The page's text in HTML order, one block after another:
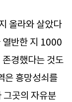
올라와 살았다
열반한 지 1000
경했다는 것도
은 흥망성쇠를
그곳의 자유분